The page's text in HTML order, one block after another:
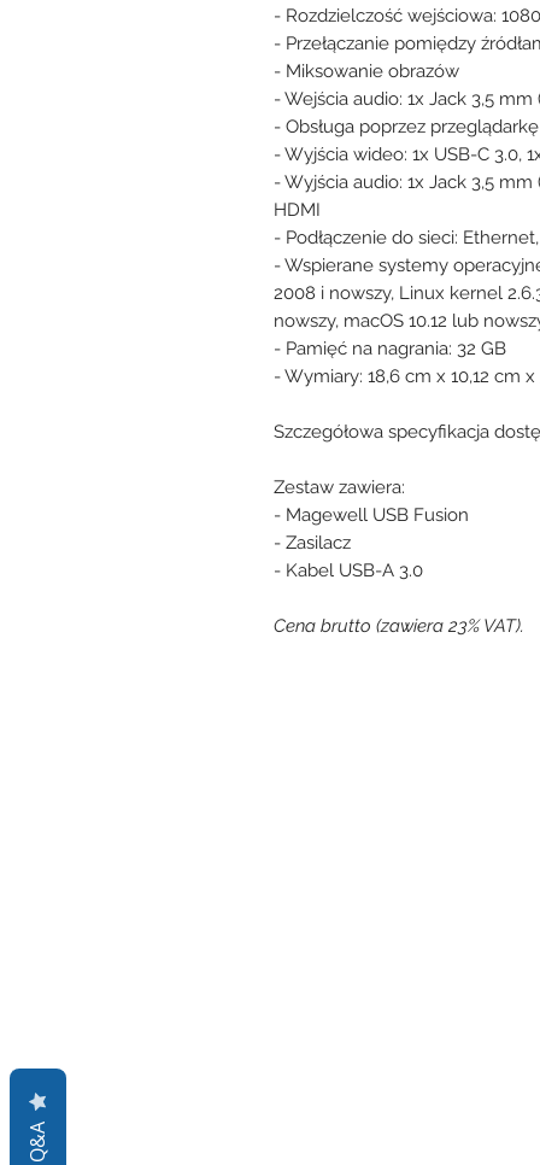
- Rozdzielczość wejściowa:
- Przełączanie pomiędzy
- Miksowanie obrazów
- Wejścia audio: 1x Jack 3,5 mm
- Obsługa poprzez
- Wyjścia wideo: 1x USB-C 3.0,
- Wyjścia audio: 1x Jack 3,5 mm
HDMI
- Podłączenie do sieci:
- Wspierane systemy
2008 i nowszy, Linux kernel
nowszy, macOS 10.12 lub
- Pamięć na nagrania: 32 GB
- Wymiary: 18,6 cm x 10,12 cm
Szczegółowa specyfikacja
Zestaw zawiera:
- Magewell USB Fusion
- Zasilacz
- Kabel USB-A 3.0
Cena brutto (zawiera 23% VAT).